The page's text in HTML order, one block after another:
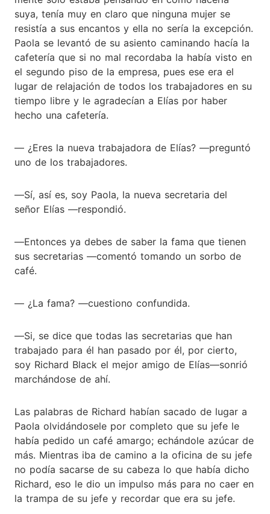
suya, tenía muy en claro que ninguna mujer se
resistía a sus encantos y ella no sería la excepción.
Paola se levantó de su asiento caminando hacía la
cafetería que si no mal recordaba la había visto en
el segundo piso de la empresa, pues ese era el
lugar de relajación de todos los trabajadores en su
tiempo libre y le agradecían a Elías por haber
hecho una cafetería.
― ¿Eres la nueva trabajadora de Elías? ―preguntó
uno de los trabajadores.
―Sí, así es, soy Paola, la nueva secretaria del
señor Elías ―respondió.
―Entonces ya debes de saber la fama que tienen
sus secretarias ―comentó tomando un sorbo de
café.
― ¿La fama? ―cuestiono confundida.
―Si, se dice que todas las secretarias que han
trabajado para él han pasado por él, por cierto,
soy Richard Black el mejor amigo de Elías―sonrió
marchándose de ahí.
Las palabras de Richard habían sacado de lugar a
Paola olvidándosele por completo que su jefe le
había pedido un café amargo; echándole azúcar de
más. Mientras iba de camino a la oficina de su jefe
no podía sacarse de su cabeza lo que había dicho
Richard, eso le dio un impulso más para no caer en
la trampa de su jefe y recordar que era su jefe.